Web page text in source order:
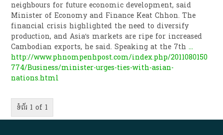
neighbours for future economic development, said
Minister of Economy and Finance Keat Chhon. The
financial crisis highlighted the need to diversify
production, and Asia’s markets are ripe for increased
Cambodian exports, he said. Speaking at the 7th...
http://www.phnompenhpost.com/index.php/2011080150
774/Business/minister-urges-ties-with-asian-
nations.html
ទំព័រ 1 of 1